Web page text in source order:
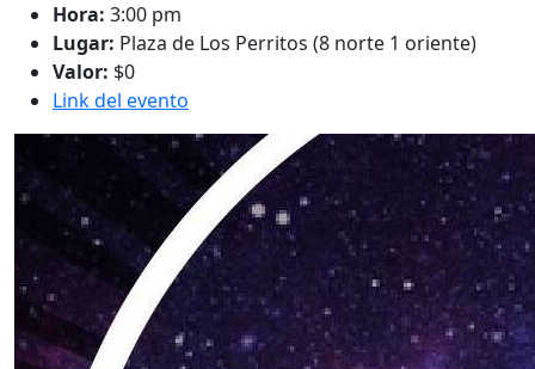
Hora: 3:00 pm
Lugar: Plaza de Los Perritos (8 norte 1 oriente)
Valor: $0
Link del evento